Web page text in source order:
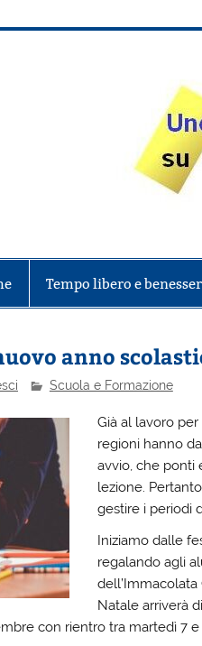
Tempo libero e
anno
Scuola e Formazione
Già al lavoro
regioni hanno
avvio, che ponti
lezione.
gestire i periodi
Iniziamo dalle
regalando agli
Natale arriverà
con rientro tra martedì 7